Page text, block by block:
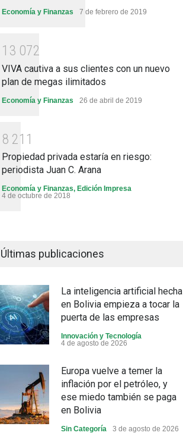
Economía y Finanzas 7 de febrero de 2019
1 3 072
VIVA cautiva a sus clientes con un nuevo
plan de megas ilimitados
Economía y Finanzas 26 de abril de 2019
8 21 1
Propiedad privada estaría en riesgo:
periodista Juan C. Arana
Economía y Finanzas, Edición Impresa
4 de octubre de 2018
Últimas publicaciones
La inteligencia artificial hecha
en Bolivia empieza a tocar la
puerta de las empresas
Innovación y Tecnología
4 de agosto de 2026
Europa vuelve a temer la
inflación por el petróleo, y
ese miedo también se paga
en Bolivia
Sin Categoría 3 de agosto de 2026